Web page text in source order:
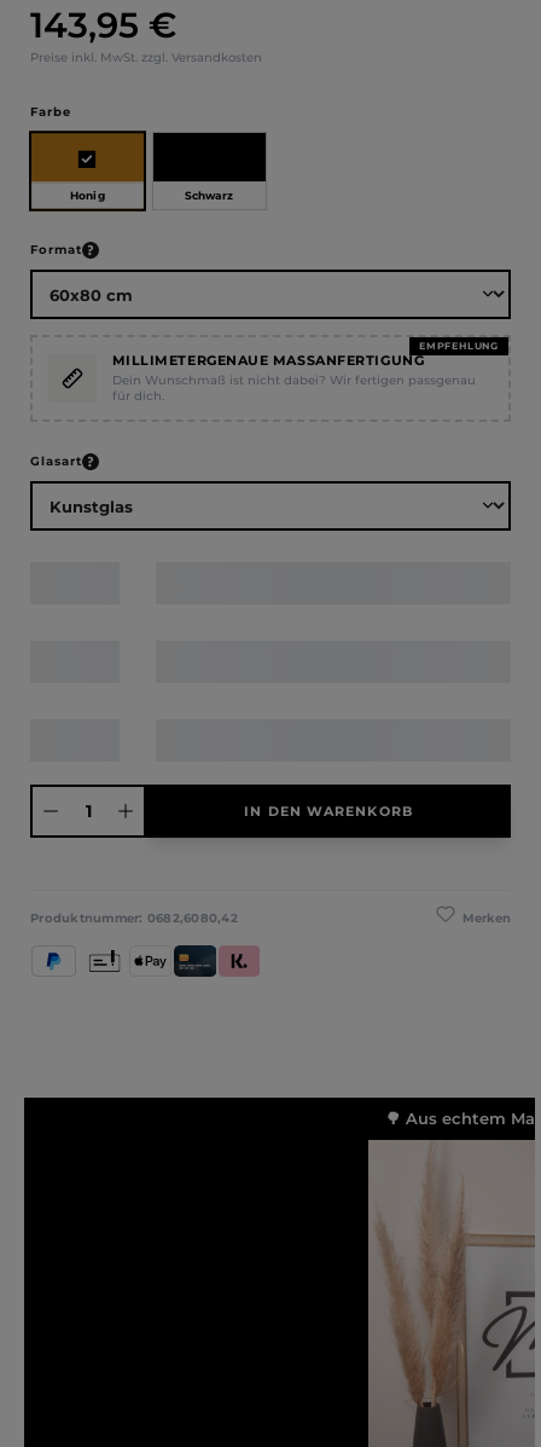
Regulärer Preis:
143,95 €
Preise inkl. MwSt. zzgl. Versandkosten
Farbeauswählen
Honig Schwarz
Formatauswählen
EMPFEHLUNG
MILLIMETERGENAUE MASSANFERTIGUNG
Dein Wunschmaß ist nicht dabei? Wir fertigen passgenau
für dich.
Glasartauswählen
IN DEN WARENKORB
Merken
Produktnummer: 0682,6080,42
PayPal Apple PayKredit- und Debitkarte
Klarna (Rechnung / Ratenkauf / Sofort)
Vorkasse
🌳 Aus echtem